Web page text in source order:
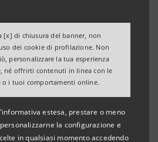
[x] di chiusura del banner, non
dei cookie di profilazione. Non
personalizzare la tua esperienza
né offrirti contenuti in linea con le
o i tuoi comportamenti online.
estesa, prestare o meno
la configurazione e
in qualsiasi momento accedendo
su due piani
fino alle ore 20 ed anche il